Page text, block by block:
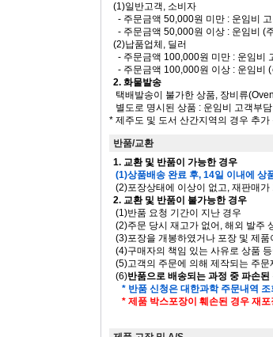
(1)일반고객, 소비자
- 주문금액 50,000원 미만 : 운임비
- 주문금액 50,000원 이상 : 운임비 (
(2)납품업체, 딜러
- 주문금액 100,000원 미만 : 운임비
- 주문금액 100,000원 이상 : 운임비
2. 화물발송
택배발송이 불가한 상품, 장비류
별도로 명시된 상품 : 운임비 고객부담
* 제주도 및 도서 산간지역의 경우 추
반품/교환
1. 교환 및 반품이 가능한 경우
(1)상품배송 완료 후, 14일 이내에 상
(2)포장상태에 이상이 없고, 재판매가
2. 교환 및 반품이 불가능한 경우
(1)반품 요청 기간이 지난 경우
(2)주문 당시 재고가 없어, 해외 발주
(3)포장을 개봉하였거나 포장 및 제
(4)구매자의 책임 있는 사유로 상품
(5)고객의 주문에 의해 제작되는 주문
(6)반품으로 배송되는 과정 중 파손
* 반품 신청은 대한과학 주문내역
* 제품 박스포장이 훼손된 경우 재